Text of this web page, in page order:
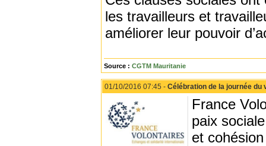
les travailleurs et
améliorer leur pouvoir
Source : CGTM Mauritanie
01/10/2016 07:45 - Célébration de la journée
France
paix
et